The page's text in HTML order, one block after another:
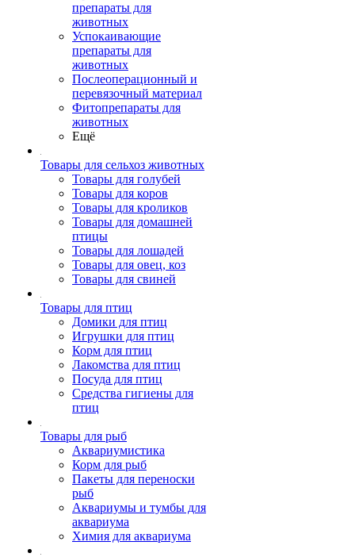
препараты для
животных
Успокаивающие
препараты для
животных
Послеоперационный и
перевязочный материал
Фитопрепараты для
животных
Ещё
Товары для сельхоз животных
Товары для голубей
Товары для коров
Товары для кроликов
Товары для домашней
птицы
Товары для лошадей
Товары для овец, коз
Товары для свиней
Товары для птиц
Домики для птиц
Игрушки для птиц
Корм для птиц
Лакомства для птиц
Посуда для птиц
Средства гигиены для
птиц
Товары для рыб
Аквариумистика
Корм для рыб
Пакеты для переноски
рыб
Аквариумы и тумбы для
аквариума
Химия для аквариума